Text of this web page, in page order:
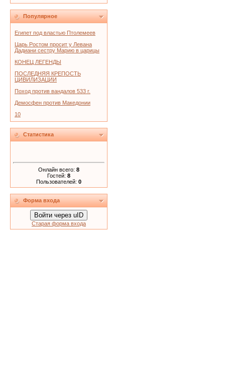
Популярное
Египет под властью Птолемеев
Царь Ростом просит у Левана
Дадиани сестру Марию в царицы
КОНЕЦ ЛЕГЕНДЫ
ПОСЛЕДНЯЯ КРЕПОСТЬ
ЦИВИЛИЗАЦИИ
Поход против вандалов 533 г.
Демосфен против Македонии
10
Статистика
Онлайн всего: 8
Гостей: 8
Пользователей: 0
Форма входа
Войти через uID
Старая форма входа